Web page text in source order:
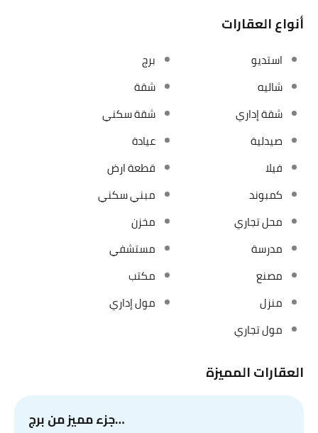
أنواع العقارات
استديو
برج
شاليه
شقة
شقة إداري
شقة سكني
صيدلية
عيادة
فيلا
قطعة ارض
كمبوند
مبني سكني
محل تجاري
مخزن
مدرسة
مستشفي
مصنع
مكتب
منزل
مول إداري
مول تجاري
العقارات المميزة
جزء مميز من برج…